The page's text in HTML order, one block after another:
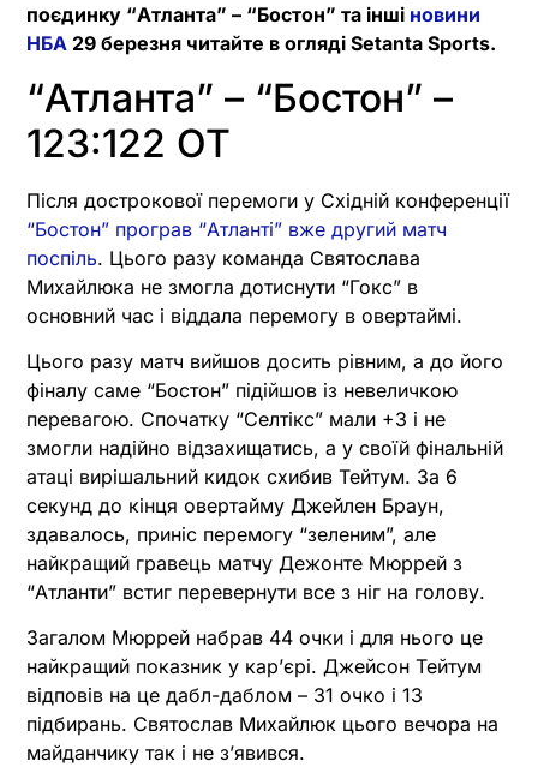
поєдинку “Атланта” – “Бостон” та інші новини
НБА 29 березня читайте в огляді Setanta Sports.
“Атланта” – “Бостон” –
123:122 OT
Після дострокової перемоги у Східній конференції
“Бостон” програв “Атланті” вже другий матч
поспіль. Цього разу команда Святослава
Михайлюка не змогла дотиснути “Гокс” в
основний час і віддала перемогу в овертаймі.
Цього разу матч вийшов досить рівним, а до його
фіналу саме “Бостон” підійшов із невеличкою
перевагою. Спочатку “Селтікс” мали +3 і не
змогли надійно відзахищатись, а у своїй фінальній
атаці вирішальний кидок схибив Тейтум. За 6
секунд до кінця овертайму Джейлен Браун,
здавалось, приніс перемогу “зеленим”, але
найкращий гравець матчу Дежонте Мюррей з
“Атланти” встиг перевернути все з ніг на голову.
Загалом Мюррей набрав 44 очки і для нього це
найкращий показник у карʼєрі. Джейсон Тейтум
відповів на це дабл-даблом – 31 очко і 13
підбирань. Святослав Михайлюк цього вечора на
майданчику так і не зʼявився.